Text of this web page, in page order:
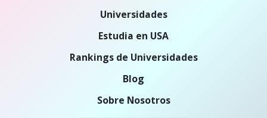
Universidades
Estudia en USA
Rankings de Universidades
Blog
Sobre Nosotros